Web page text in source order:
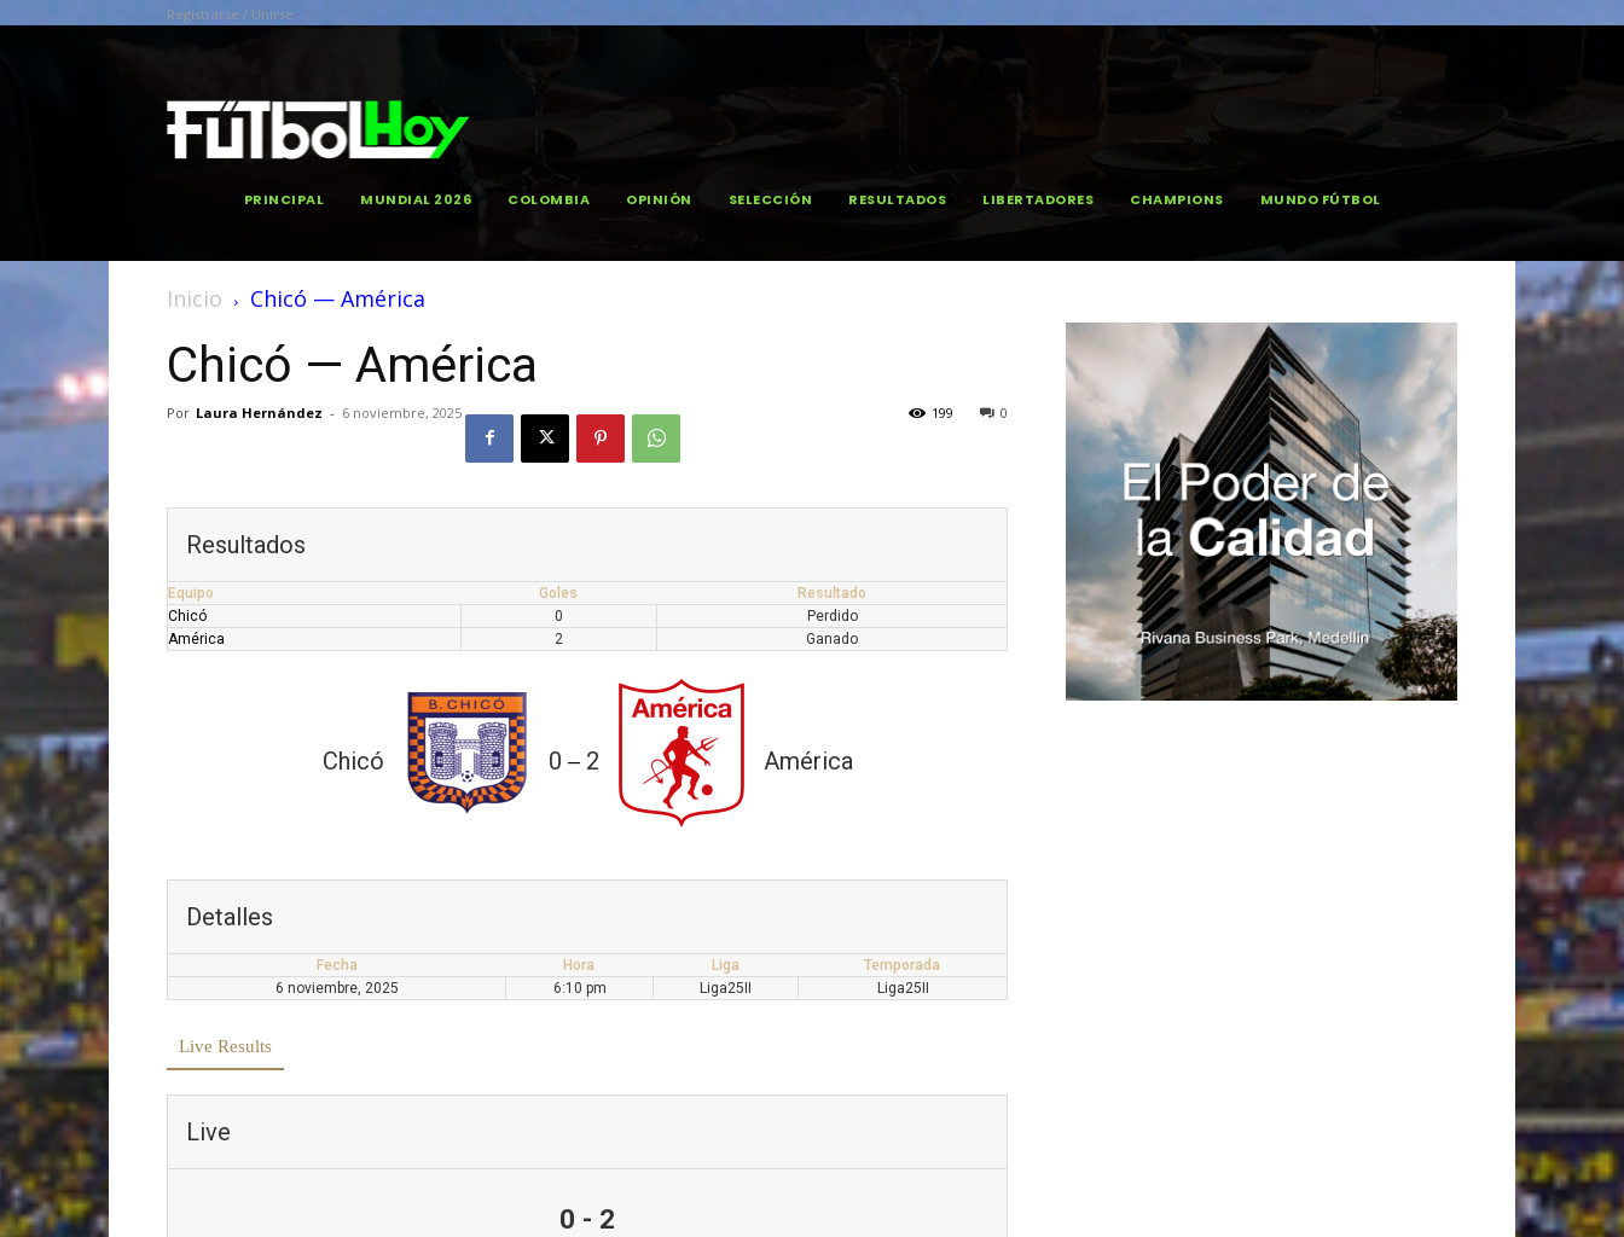
Registrarse / Unirse
PRINCIPAL MUNDIAL 2026 COLOMBIA OPINIÓN SELECCIÓN RESULTADOS LIBERTADORES CHAMPIONS MUNDO FÚTBOL
Inicio Chicó — América
Chicó — América
Por Laura Hernández - 6 noviembre, 2025 0
199
Resultados
Equipo Goles
Resultado
Chicó
0
Perdido
América
2 Ganado
Chicó 0 — 2 América
Detalles
Fecha Hora Liga
Temporada
6 noviembre, 2025
6:10 pm Liga25II Liga25II
Live Results
Live
0 - 2